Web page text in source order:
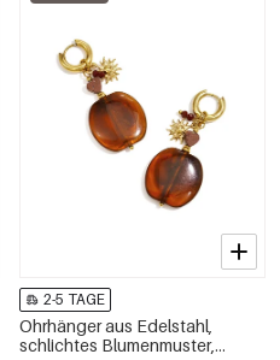
2-5 TAGE
Ohrhänger aus Edelstahl,
schlichtes Blumenmuster,